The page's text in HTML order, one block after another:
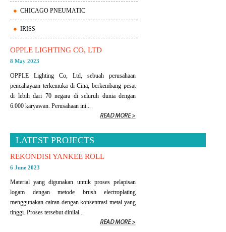
CHICAGO PNEUMATIC
IRISS
OPPLE LIGHTING CO, LTD
8 May 2023
OPPLE Lighting Co, Ltd, sebuah perusahaan
pencahayaan terkemuka di Cina, berkembang pesat
di lebih dari 70 negara di seluruh dunia dengan
6.000 karyawan. Perusahaan ini...
LATEST PROJECTS
REKONDISI YANKEE ROLL
6 June 2023
Material yang digunakan untuk proses pelapisan
logam dengan metode brush electroplating
menggunakan cairan dengan konsentrasi metal yang
tinggi. Proses tersebut dinilai...